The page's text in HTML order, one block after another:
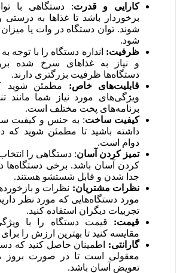
کارایی و قدرت: دستگاهی با
برخوردار باشد تا غذاها به
شوند. توان دستگاه در وات یا
شود.
ظرفیت: اندازه دستگاه را با توجه
و نیاز به غذاهای سرخ شده
دستگاه‌ها ظرفیت بزرگتری دارند.
قابلیت‌های خاص: مطمئن شوید
ویژگی‌های مورد نیاز شما مانند
برنامه‌های پخت مختلف است.
کیفیت ساخت: به جنس و کیفیت
داشته باشید تا مطمئن شوید که
دوام است.
تمیز کردن آسان: دستگاهی را
کردن آسان باشد. برخی دستگاه‌ها
جدا شدن و قابل شستشو هستند.
نظرات مشتریان: نظرات و
مورد دستگاه‌هایی که مورد نظر
تجربیات دیگران استفاده کنید.
قیمت: قیمت دستگاه را با
مقایسه کنید تا بهترین ارزش را برای
گارانتی: اطمینان حاصل کنید که
معقولی است تا در صورت بروز
تعویض آسان باشد.